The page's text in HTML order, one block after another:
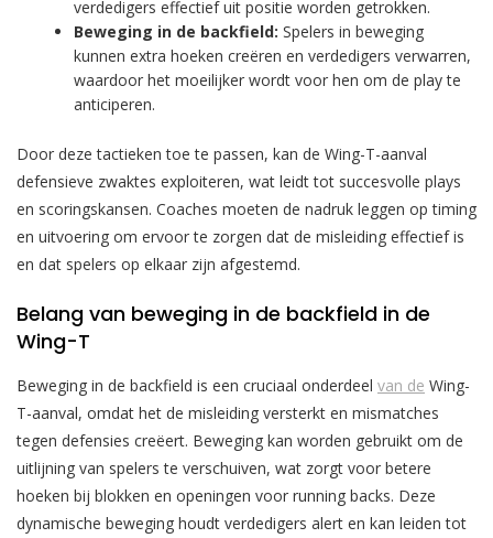
verdedigers effectief uit positie worden getrokken.
Beweging in de backfield: Spelers in beweging
kunnen extra hoeken creëren en verdedigers verwarren,
waardoor het moeilijker wordt voor hen om de play te
anticiperen.
Door deze tactieken toe te passen, kan de Wing-T-aanval
defensieve zwaktes exploiteren, wat leidt tot succesvolle plays
en scoringskansen. Coaches moeten de nadruk leggen op timing
en uitvoering om ervoor te zorgen dat de misleiding effectief is
en dat spelers op elkaar zijn afgestemd.
Belang van beweging in de backfield in de
Wing-T
Beweging in de backfield is een cruciaal onderdeel van de Wing-
T-aanval, omdat het de misleiding versterkt en mismatches
tegen defensies creëert. Beweging kan worden gebruikt om de
uitlijning van spelers te verschuiven, wat zorgt voor betere
hoeken bij blokken en openingen voor running backs. Deze
dynamische beweging houdt verdedigers alert en kan leiden tot